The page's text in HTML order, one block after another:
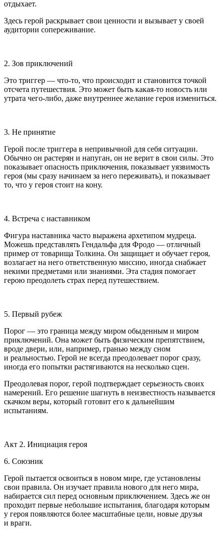
отдыхает.
Здесь герой раскрывает свои ценности и вызывает у своей
аудитории сопереживание.
2. Зов приключений
Это триггер — что-то, что происходит и становится точкой
отсчета путешествия. Это может быть какая-то новость или
утрата чего-либо, даже внутреннее желание героя измениться.
3. Не принятие
Герой после триггера в непривычной для себя ситуации.
Обычно он растерян и напуган, он не верит в свои силы. Это
показывает опасность приключения, показывает уязвимость
героя (мы сразу начинаем за него переживать), и показывает
то, что у героя стоит на кону.
4. Встреча с наставником
Фигура наставника часто выражена архетипом мудреца.
Можешь представлять Гендальфа для Фродо — отличный
пример от товарища Толкина. Он защищает и обучает героя,
возлагает на него ответственную миссию, иногда снабжает
некими предметами или знаниями. Эта стадия помогает
герою преодолеть страх перед путешествием.
5. Первый рубеж
Порог — это граница между миром обыденным и миром
приключений. Она может быть физическим препятствием,
вроде двери, или, например, гранью между сном
и реальностью. Герой не всегда преодолевает порог сразу,
иногда его попытки растягиваются на несколько сцен.
Преодолевая порог, герой подтверждает серьезность своих
намерений. Его решение шагнуть в неизвестность называется
скачком веры, который готовит его к дальнейшим
испытаниям.
Акт 2. Инициация героя
6. Союзник
Герой пытается освоиться в новом мире, где установлены
свои правила. Он изучает правила нового для него мира,
набирается сил перед основным приключением. Здесь же он
проходит первые небольшие испытания, благодаря которым
у героя появляются более масштабные цели, новые друзья
и враги.